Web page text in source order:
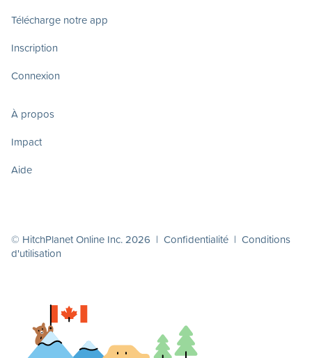
Télécharge notre app
Inscription
Connexion
À propos
Impact
Aide
© HitchPlanet Online Inc. 2026 | Confidentialité | Conditions
d'utilisation